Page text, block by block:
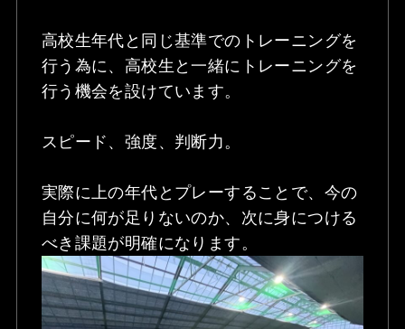
高校生年代と同じ基準でのトレーニングを
行う為に、高校生と一緒にトレーニングを
行う機会を設けています。
スピード、強度、判断力。
実際に上の年代とプレーすることで、今の
自分に何が足りないのか、次に身につける
べき課題が明確になります。